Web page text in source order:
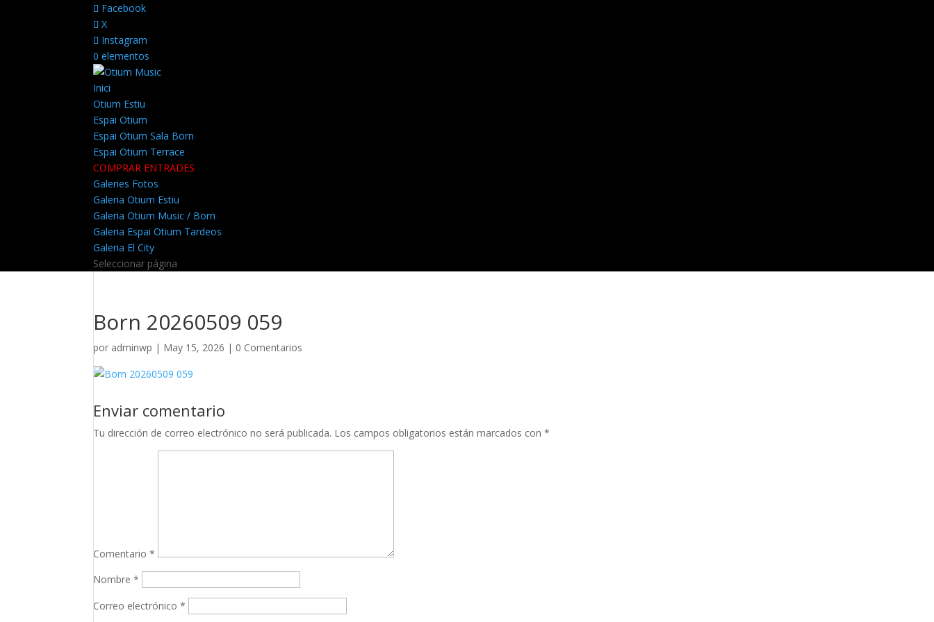
Facebook
X
Instagram
0 elementos
Inici
Otium Estiu
Espai Otium
Espai Otium Sala Born
Espai Otium Terrace
COMPRAR ENTRADES
Galeries Fotos
Galeria Otium Estiu
Galeria Otium Music / Born
Galeria Espai Otium Tardeos
Galeria El City
Seleccionar página
Born 20260509 059
por adminwp | May 15, 2026 | 0 Comentarios
Enviar comentario
Tu dirección de correo electrónico no será publicada. Los campos obligatorios están marcados con*
Comentario*
Nombre*
Correo electrónico*